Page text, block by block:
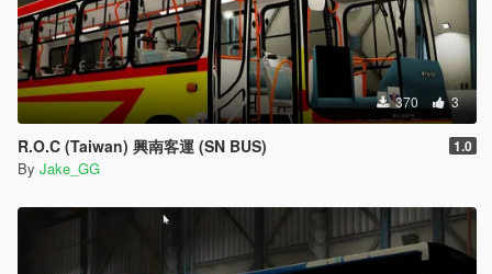
370 3
R.O.C (Taiwan) 興南客運 (SN BUS) 1.0
By Jake_GG